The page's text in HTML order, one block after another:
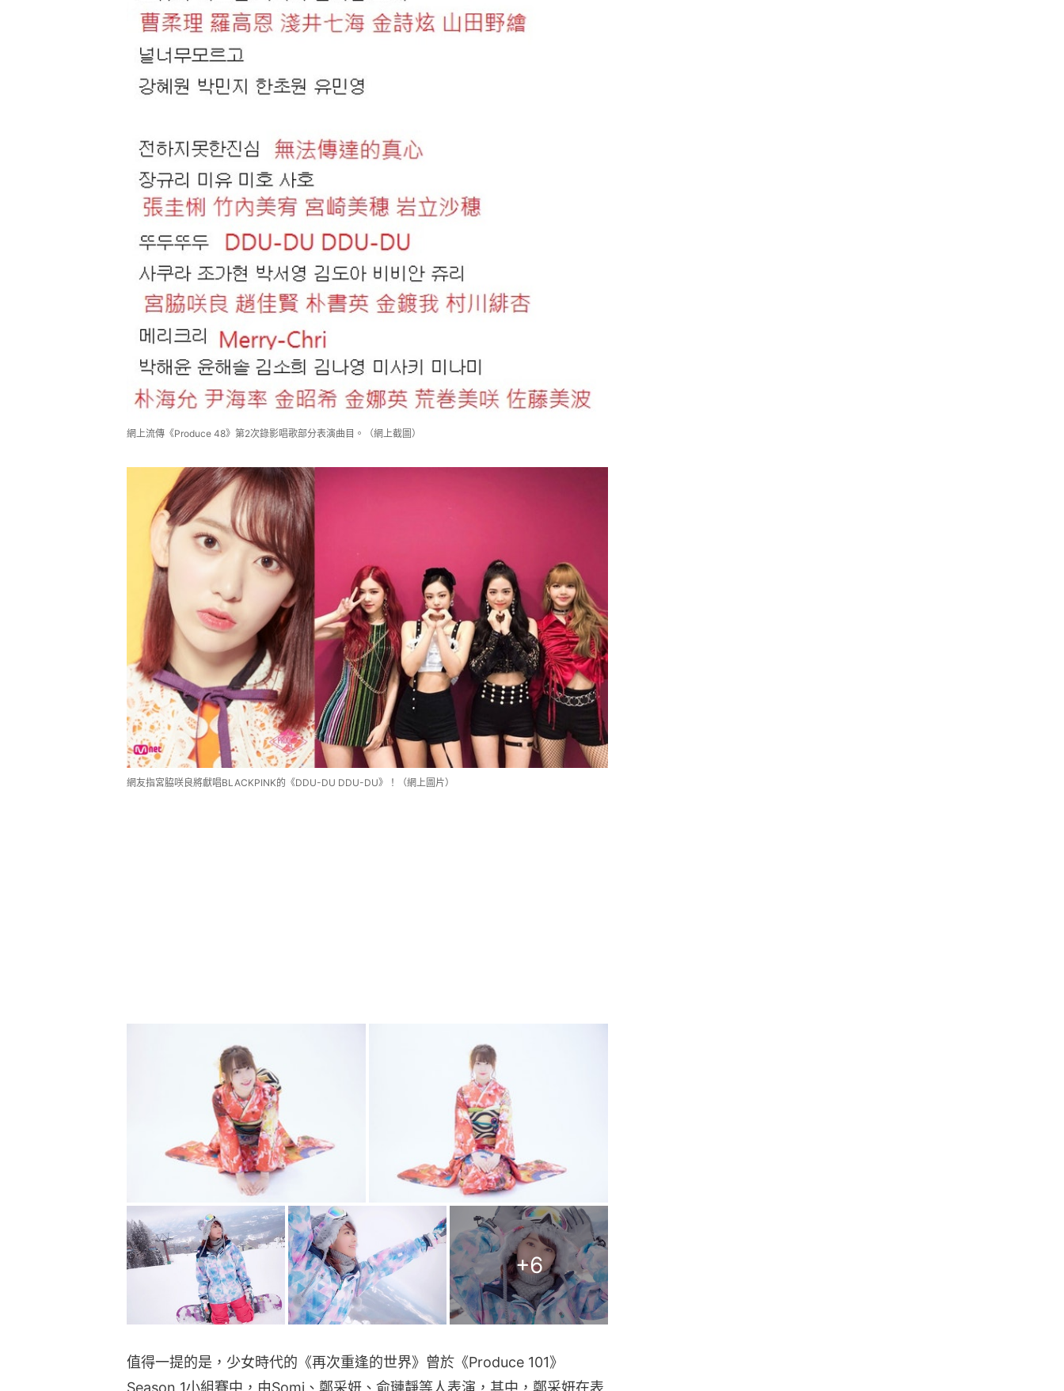
網上流傳《Produce 48》第2次錄影唱歌部分表演曲目。（網上截圖）
網友指宮脇咲良將獻唱BLACKPINK的《DDU-DU DDU-DU》！（網上圖片）
+6
值得一提的是，少女時代的《再次重逢的世界》曾於《Produce 101》